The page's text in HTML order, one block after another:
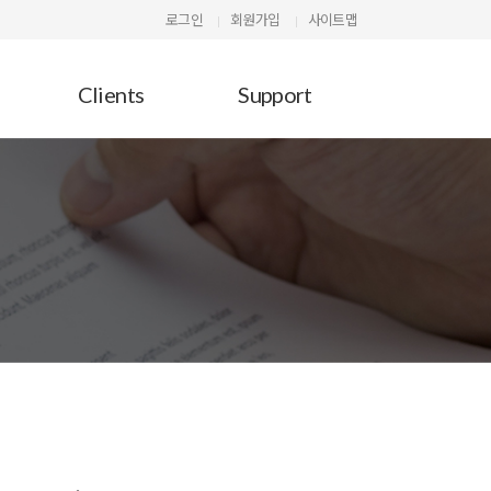
로그인 회원가입 사이트맵
Clients Support